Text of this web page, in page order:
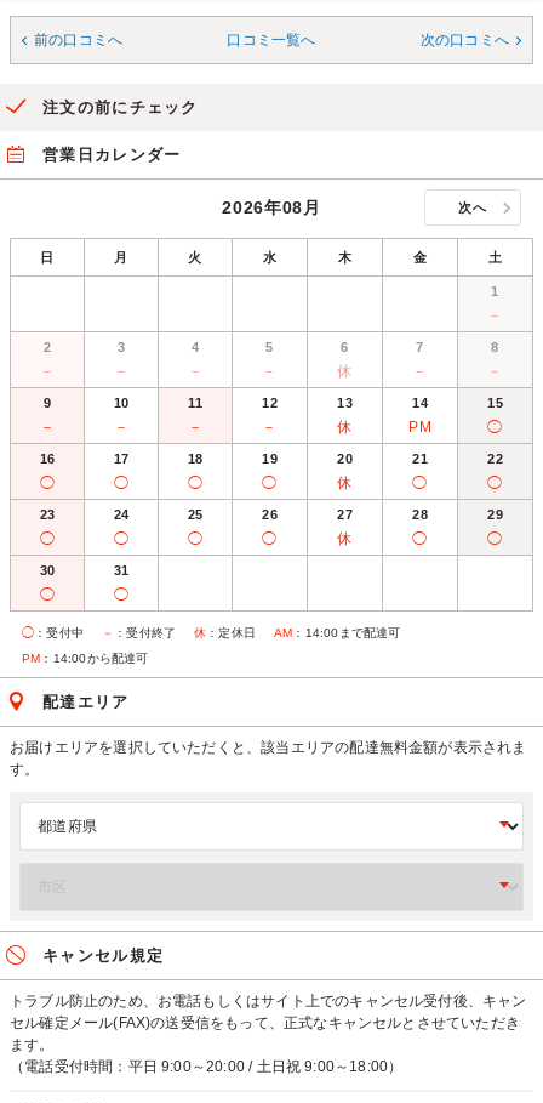
前の口コミへ 口コミ一覧へ 次の口コミへ
注文の前にチェック
営業日カレンダー
2026年08月 次へ
日 月 火 水 木 金 土
1
－
2
－
3
－
4
－
5
－
6
休
7
－
8
－
9
－
10
－
11
－
12
－
13
休
14
PM
15
◯
16
◯
17
◯
18
◯
19
◯
20
休
21
◯
22
◯
23
◯
24
◯
25
◯
26
◯
27
休
28
◯
29
◯
30
◯
31
◯
◯ ：受付中 － ：受付終了 休 ：定休日 AM ：14:00まで配達可
PM ：14:00から配達可
配達エリア
お届けエリアを選択していただくと、該当エリアの配達無料金額が表示されま
す。
キャンセル規定
トラブル防止のため、お電話もしくはサイト上でのキャンセル受付後、キャン
セル確定メール(FAX)の送受信をもって、正式なキャンセルとさせていただき
ます。
（電話受付時間：平日 9:00～20:00 / 土日祝 9:00～18:00）